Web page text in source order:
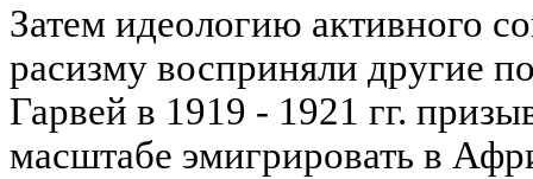
Затем идеологию активного
расизму восприняли другие
Гарвей в 1919 - 1921 гг.
масштабе эмигрировать в